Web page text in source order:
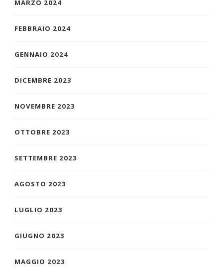
MARZO 2024
FEBBRAIO 2024
GENNAIO 2024
DICEMBRE 2023
NOVEMBRE 2023
OTTOBRE 2023
SETTEMBRE 2023
AGOSTO 2023
LUGLIO 2023
GIUGNO 2023
MAGGIO 2023